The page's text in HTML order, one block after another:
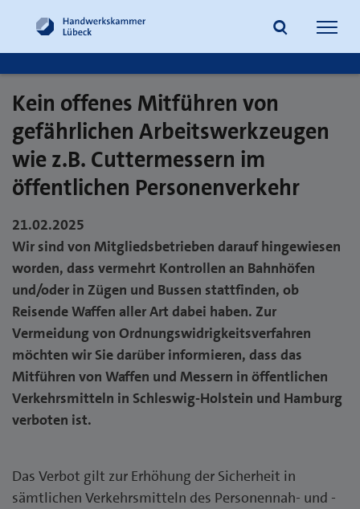
Kein offenes Mitführen von
gefährlichen Arbeitswerkzeugen
wie z.B. Cuttermessern im
öffentlichen Personenverkehr
21.02.2025
Wir sind von Mitgliedsbetrieben darauf hingewiesen
worden, dass vermehrt Kontrollen an Bahnhöfen
und/oder in Zügen und Bussen stattfinden, ob
Reisende Waffen aller Art dabei haben. Zur
Vermeidung von Ordnungswidrigkeitsverfahren
möchten wir Sie darüber informieren, dass das
Mitführen von Waffen und Messern in öffentlichen
Verkehrsmitteln in Schleswig-Holstein und Hamburg
verboten ist.
Das Verbot gilt zur Erhöhung der Sicherheit in
sämtlichen Verkehrsmitteln des Personennah- und -